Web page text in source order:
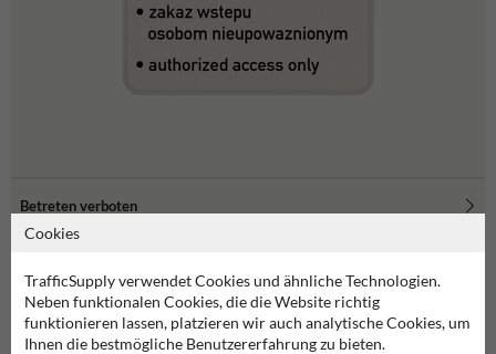
Betreten verboten
Absperrschrankengitter
Cookies
TrafficSupply verwendet Cookies und ähnliche Technologien.
Neben funktionalen Cookies, die die Website richtig
funktionieren lassen, platzieren wir auch analytische Cookies, um
Ihnen die bestmögliche Benutzererfahrung zu bieten.